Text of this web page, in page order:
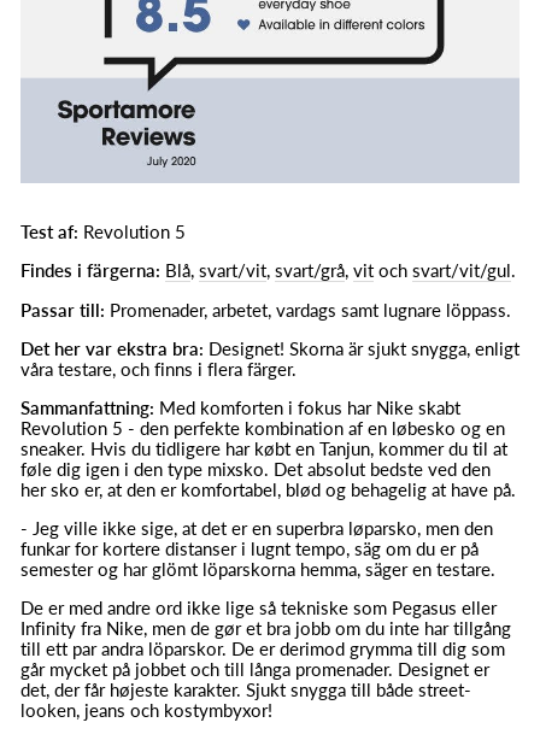
Test af: Revolution 5
Findes i färgerna: Blå, svart/vit, svart/grå, vit och svart/vit/gul.
Passar till: Promenader, arbetet, vardags samt lugnare löppass.
Det her var ekstra bra: Designet! Skorna är sjukt snygga, enligt
våra testare, och finns i flera färger.
Sammanfattning: Med komforten i fokus har Nike skabt
Revolution 5 - den perfekte kombination af en løbesko og en
sneaker. Hvis du tidligere har købt en Tanjun, kommer du til at
føle dig igen i den type mixsko. Det absolut bedste ved den
her sko er, at den er komfortabel, blød og behagelig at have på.
- Jeg ville ikke sige, at det er en superbra løparsko, men den
funkar for kortere distanser i lugnt tempo, säg om du er på
semester og har glömt löparskorna hemma, säger en testare.
De er med andre ord ikke lige så tekniske som Pegasus eller
Infinity fra Nike, men de gør et bra jobb om du inte har tillgång
till ett par andra löparskor. De er derimod grymma till dig som
går mycket på jobbet och till långa promenader. Designet er
det, der får højeste karakter. Sjukt snygga till både street-
looken, jeans och kostymbyxor!